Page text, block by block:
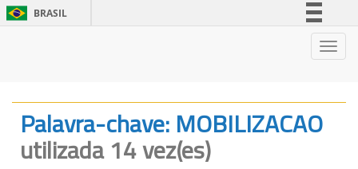
BRASIL
Legislação
Palavra-chave: MOBILIZACAO
utilizada 14 vez(es)